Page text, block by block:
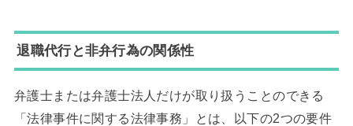
退職代行と非弁行為の関係性
弁護士または弁護士法人だけが取り扱うことのできる
「法律事件に関する法律事務」とは、以下の2つの要件